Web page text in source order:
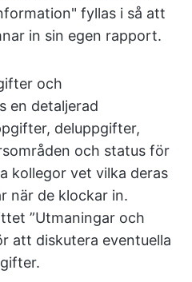
fyllas i så att
in sin egen rapport.
och
en detaljerad
deluppgifter,
och status för
kollegor vet vilka deras
när de klockar in.
”Utmaningar och
att diskutera eventuella